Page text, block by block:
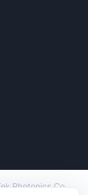
Photonics Co.,